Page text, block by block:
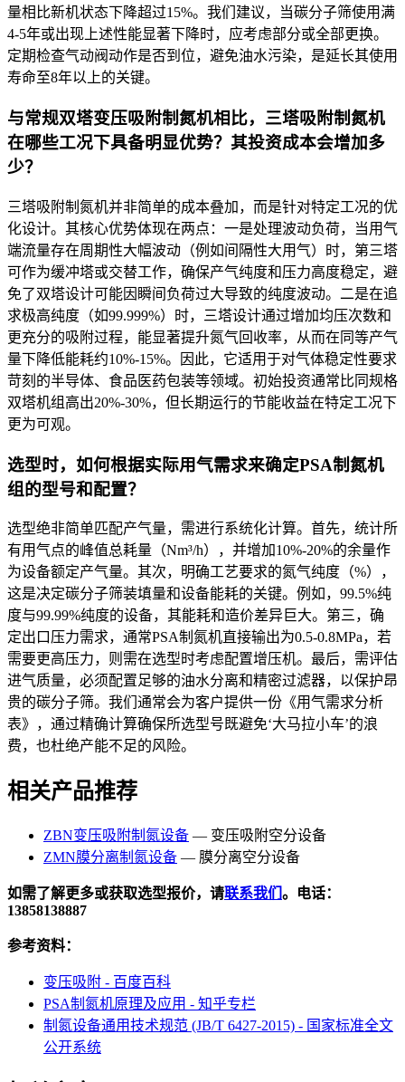
量相比新机状态下降超过15%。我们建议，当碳分子筛使用满
4-5年或出现上述性能显著下降时，应考虑部分或全部更换。
定期检查气动阀动作是否到位，避免油水污染，是延长其使用
寿命至8年以上的关键。
与常规双塔变压吸附制氮机相比，三塔吸附制氮机
在哪些工况下具备明显优势？其投资成本会增加多
少？
三塔吸附制氮机并非简单的成本叠加，而是针对特定工况的优
化设计。其核心优势体现在两点：一是处理波动负荷，当用气
端流量存在周期性大幅波动（例如间隔性大用气）时，第三塔
可作为缓冲塔或交替工作，确保产气纯度和压力高度稳定，避
免了双塔设计可能因瞬间负荷过大导致的纯度波动。二是在追
求极高纯度（如99.999%）时，三塔设计通过增加均压次数和
更充分的吸附过程，能显著提升氮气回收率，从而在同等产气
量下降低能耗约10%-15%。因此，它适用于对气体稳定性要求
苛刻的半导体、食品医药包装等领域。初始投资通常比同规格
双塔机组高出20%-30%，但长期运行的节能收益在特定工况下
更为可观。
选型时，如何根据实际用气需求来确定PSA制氮机
组的型号和配置？
选型绝非简单匹配产气量，需进行系统化计算。首先，统计所
有用气点的峰值总耗量（Nm³/h），并增加10%-20%的余量作
为设备额定产气量。其次，明确工艺要求的氮气纯度（%），
这是决定碳分子筛装填量和设备能耗的关键。例如，99.5%纯
度与99.99%纯度的设备，其能耗和造价差异巨大。第三，确
定出口压力需求，通常PSA制氮机直接输出为0.5-0.8MPa，若
需要更高压力，则需在选型时考虑配置增压机。最后，需评估
进气质量，必须配置足够的油水分离和精密过滤器，以保护昂
贵的碳分子筛。我们通常会为客户提供一份《用气需求分析
表》，通过精确计算确保所选型号既避免‘大马拉小车’的浪
费，也杜绝产能不足的风险。
相关产品推荐
ZBN变压吸附制氮设备 — 变压吸附空分设备
ZMN膜分离制氮设备 — 膜分离空分设备
如需了解更多或获取选型报价，请联系我们 。电话：
13858138887
参考资料：
变压吸附 - 百度百科
PSA制氮机原理及应用 - 知乎专栏
制氮设备通用技术规范 (JB/T 6427-2015) - 国家标准全文
公开系统